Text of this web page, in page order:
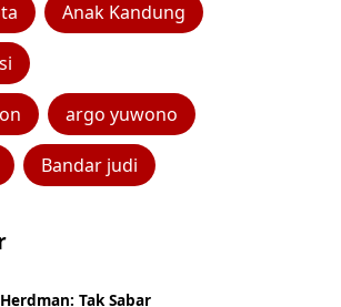
Anak Kandung
argo yuwono
Bandar judi
Tak Sabar